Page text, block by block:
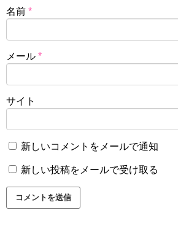
名前 *
メール *
サイト
新しいコメントをメールで通知
新しい投稿をメールで受け取る